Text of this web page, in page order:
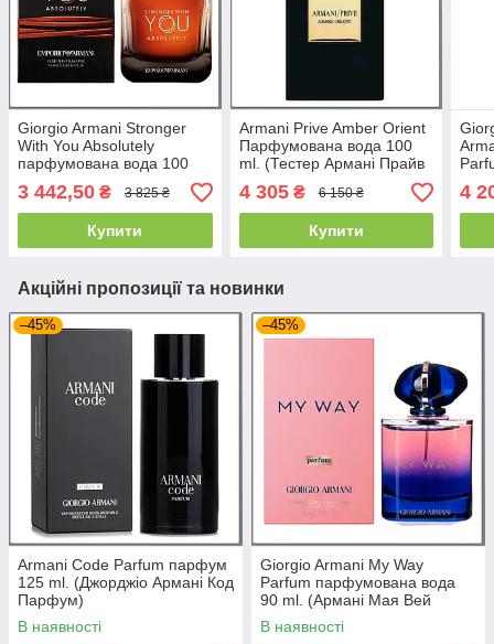
Giorgio Armani Stronger
With You Absolutely
парфумована вода 100
ml. (Армані Стронгер Віз
Ю Абсолювачі)
3 442,50 ₴ 3 825 ₴
Купити
Armani Prive Amber Orient
Парфумована вода 100
ml. (Тестер Армані Прайв
Амбре Орієнт)
4 305₴ 6 150 ₴
Купити
4
Акційні пропозиції та новинки
–45%
Armani Code Parfum парфум
125 ml. (Джорджіо Армані Код
Парфум)
В наявності
–45%
Giorgio Armani My Way
Parfum парфумована вода
90 ml. (Армані Мая Вей
Парфуми)
В наявності